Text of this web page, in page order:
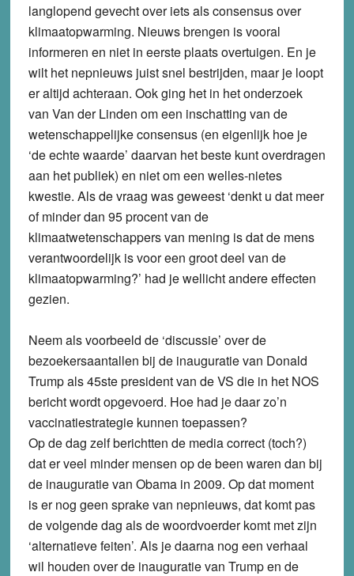
langlopend gevecht over iets als consensus over
klimaatopwarming. Nieuws brengen is vooral
informeren en niet in eerste plaats overtuigen. En je
wilt het nepnieuws juist snel bestrijden, maar je loopt
er altijd achteraan. Ook ging het in het onderzoek
van Van der Linden om een inschatting van de
wetenschappelijke consensus (en eigenlijk hoe je
‘de echte waarde’ daarvan het beste kunt overdragen
aan het publiek) en niet om een welles-nietes
kwestie. Als de vraag was geweest ‘denkt u dat meer
of minder dan 95 procent van de
klimaatwetenschappers van mening is dat de mens
verantwoordelijk is voor een groot deel van de
klimaatopwarming?’ had je wellicht andere effecten
gezien.
Neem als voorbeeld de ‘discussie’ over de
bezoekersaantallen bij de inauguratie van Donald
Trump als 45ste president van de VS die in het NOS
bericht wordt opgevoerd. Hoe had je daar zo’n
vaccinatiestrategie kunnen toepassen?
Op de dag zelf berichtten de media correct (toch?)
dat er veel minder mensen op de been waren dan bij
de inauguratie van Obama in 2009. Op dat moment
is er nog geen sprake van nepnieuws, dat komt pas
de volgende dag als de woordvoerder komt met zijn
‘alternatieve feiten’. Als je daarna nog een verhaal
wil houden over de inauguratie van Trump en de